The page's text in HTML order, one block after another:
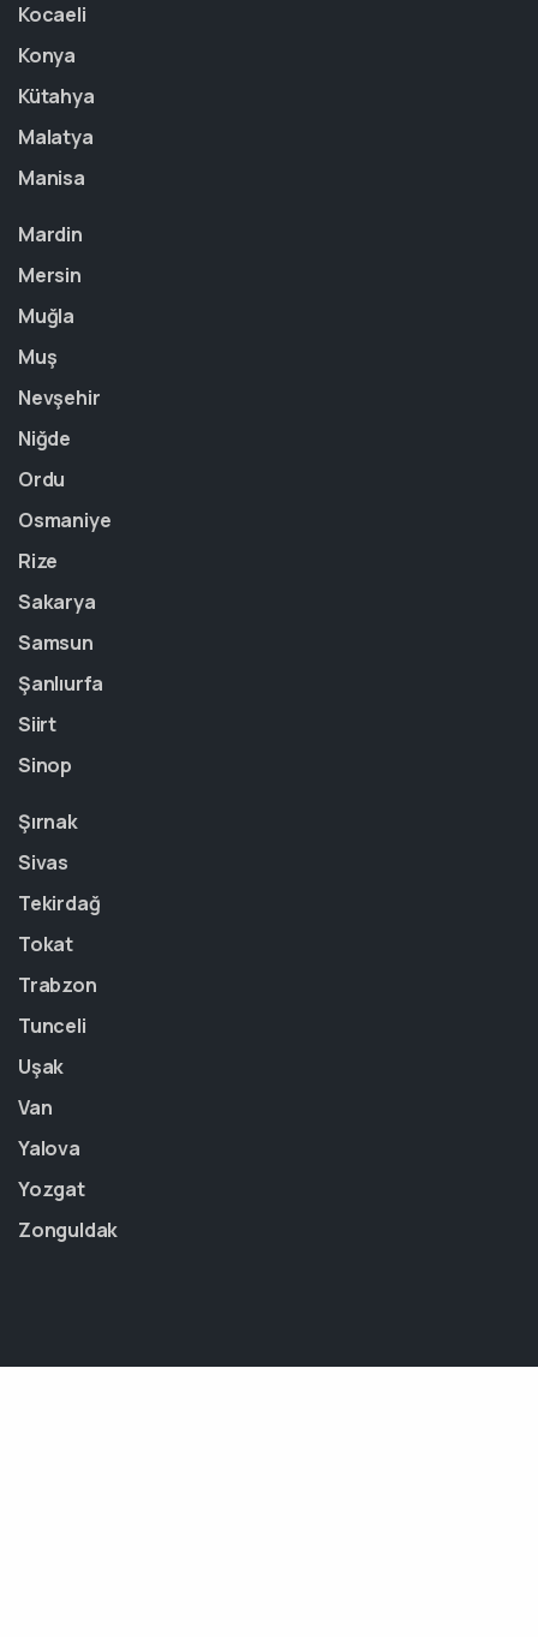
Kocaeli
Konya
Kütahya
Malatya
Manisa
Mardin
Mersin
Muğla
Muş
Nevşehir
Niğde
Ordu
Osmaniye
Rize
Sakarya
Samsun
Şanlıurfa
Siirt
Sinop
Şırnak
Sivas
Tekirdağ
Tokat
Trabzon
Tunceli
Uşak
Van
Yalova
Yozgat
Zonguldak